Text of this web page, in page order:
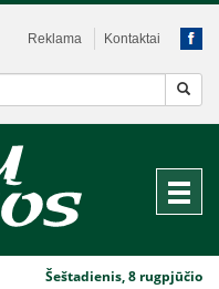
Reklama Kontaktai
Šeštadienis, 8 rugpjūčio